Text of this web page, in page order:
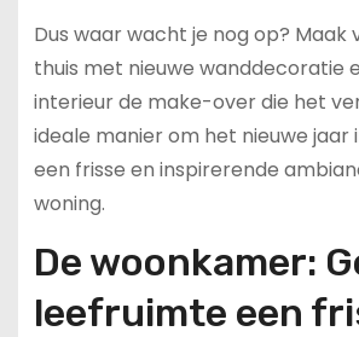
Dus waar wacht je nog op? Maak
thuis met nieuwe wanddecoratie
interieur de make-over die het
ideale manier om het nieuwe jaar
een frisse en inspirerende
woning.
De woonkamer:
leefruimte een